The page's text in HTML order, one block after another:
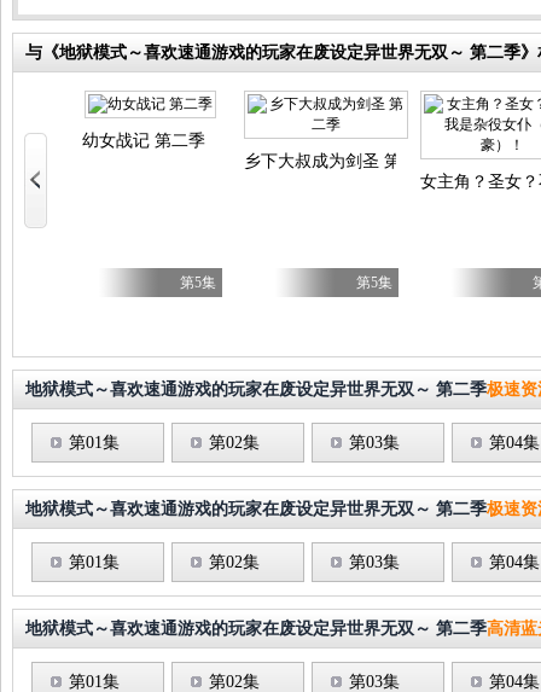
与《地狱模式～喜欢速通游戏的玩家在废设定异世界无双～ 第二季
幼女战记 第二季
第5集
乡下大叔成为剑圣 第二季
第5集
女主角？圣女
地狱模式～喜欢速通游戏的玩家在废设定异世界无双～ 第二季极速
第01集 第02集 第03集 第04集
地狱模式～喜欢速通游戏的玩家在废设定异世界无双～ 第二季极速
第01集 第02集 第03集 第04集
地狱模式～喜欢速通游戏的玩家在废设定异世界无双～ 第二季高清
第01集 第02集 第03集 第04集